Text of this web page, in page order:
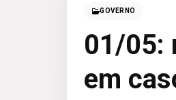
GOVERNO
01/05:
em